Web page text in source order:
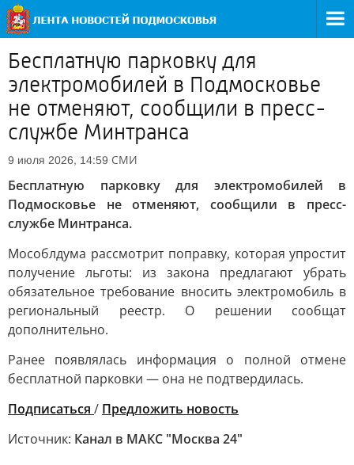
Бесплатную парковку для
электромобилей в Подмосковье
не отменяют, сообщили в пресс-
службе Минтранса
9 июля 2026, 14:59 СМИ
Бесплатную парковку для электромобилей в
Подмосковье не отменяют, сообщили в пресс-
службе Минтранса.
Мособлдума рассмотрит поправку, которая упростит
получение льготы: из закона предлагают убрать
обязательное требование вносить электромобиль в
региональный реестр. О решении сообщат
дополнительно.
Ранее появлялась информация о полной отмене
бесплатной парковки — она не подтвердилась.
Подписаться / Предложить новость
Источник: Канал в МАКС "Москва 24"